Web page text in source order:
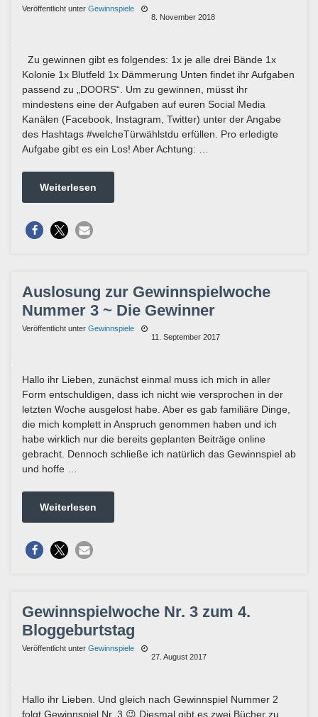
Veröffentlicht unter Gewinnspiele
8. November 2018
Zu gewinnen gibt es folgendes: 1x je alle drei Bände 1x
Kolonie 1x Blutfeld 1x Dämmerung Unten findet ihr Aufgaben
passend zu „DOORS“. Um zu gewinnen, müsst ihr
mindestens eine der Aufgaben auf euren Social Media
Kanälen (Facebook, Instagram, Twitter) unter der Angabe
des Hashtags #welcheTürwählstdu erfüllen. Pro erledigte
Aufgabe gibt es ein Los! Aber Achtung: …
Weiterlesen
Auslosung zur Gewinnspielwoche
Nummer 3 ~ Die Gewinner
Veröffentlicht unter Gewinnspiele
11. September 2017
Hallo ihr Lieben, zunächst einmal muss ich mich in aller
Form entschuldigen, dass ich nicht wie versprochen in der
letzten Woche ausgelost habe. Aber es gab familiäre Dinge,
die mich komplett in Anspruch genommen haben und ich
habe wirklich nur die bereits geplanten Beiträge online
gebracht. Dennoch schließe ich natürlich das Gewinnspiel ab
und hoffe …
Weiterlesen
Gewinnspielwoche Nr. 3 zum 4.
Bloggeburtstag
Veröffentlicht unter Gewinnspiele
27. August 2017
Hallo ihr Lieben. Und gleich nach Gewinnspiel Nummer 2
folgt Gewinnspiel Nr. 3 😉 Diesmal gibt es zwei Bücher zu